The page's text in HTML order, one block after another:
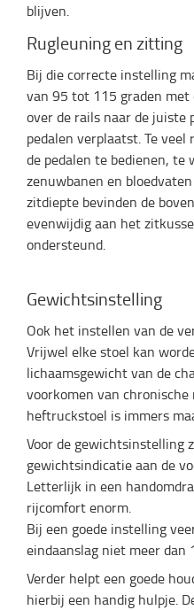
blijven.
Rugleuning en zitting
Bij die correcte instelling
van 95 tot 115 graden
over de rails naar de juiste
pedalen verplaatst. Te
de pedalen te bedienen, te
zenuwbanen en
zitdiepte bevinden de
evenwijdig aan het
ondersteund.
Gewichtsinstelling
Ook het instellen van de
Vrijwel elke stoel kan
lichaamsgewicht van de
voorkomen van chronische
heftruckstoel is immers
Voor de gewichtsinstelling
gewichtsindicatie aan de
Letterlijk in een
rijcomfort enorm.
Bij een goede instelling
eindaanslag niet meer dan
Verder helpt een goede
hierbij een handig hulpje.